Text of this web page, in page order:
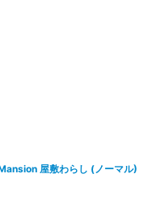
屋敷わらし (ノーマル)